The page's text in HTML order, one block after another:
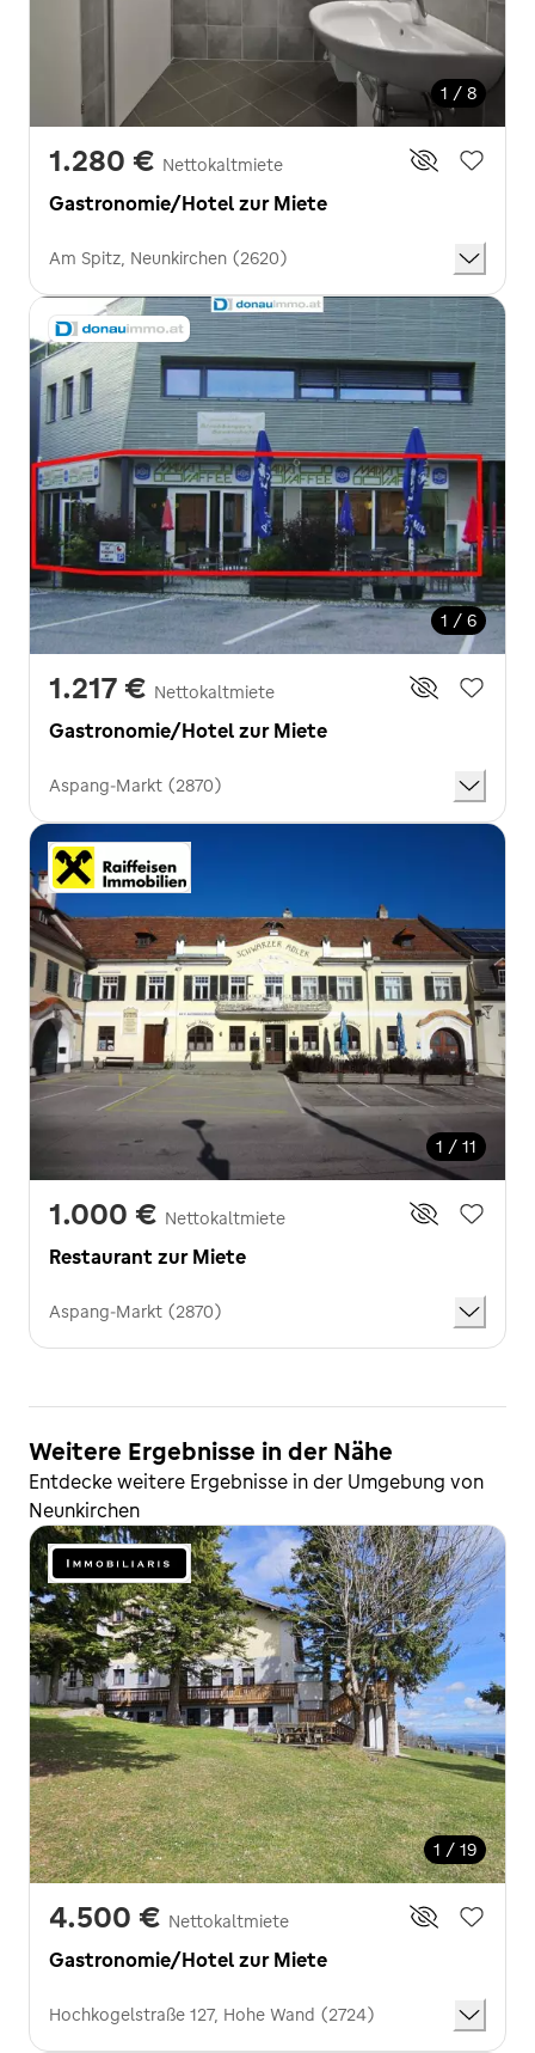
1 / 8
1.280 € Nettokaltmiete
Gastronomie/Hotel zur Miete
Am Spitz, Neunkirchen (2620)
1 / 6
1.217 € Nettokaltmiete
Gastronomie/Hotel zur Miete
Aspang-Markt (2870)
1 / 11
1.000 € Nettokaltmiete
Restaurant zur Miete
Aspang-Markt (2870)
Weitere Ergebnisse in der Nähe
Entdecke weitere Ergebnisse in der Umgebung von
Neunkirchen
1 / 19
4.500 € Nettokaltmiete
Gastronomie/Hotel zur Miete
Hochkogelstraße 127, Hohe Wand (2724)